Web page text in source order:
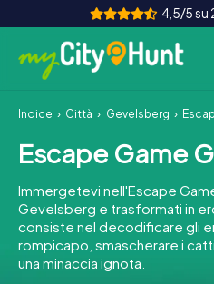
4,5/5 su
Come funziona
Città
Tour
Team Building
Indice Città Gevelsberg Escape
Escape Game
Immergetevi nell'Escape
Gevelsberg e trasformati in
consiste nel decodificare gli
rompicapo, smascherare i
una minaccia ignota.